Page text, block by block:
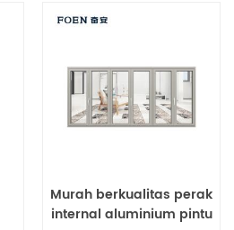
Murah berkualitas perak
internal aluminium pintu